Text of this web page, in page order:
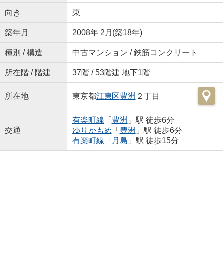
向き 東
築年月 2008年 2月(築18年)
種別 / 構造 中古マンション / 鉄筋コンクリート
所在階 / 階建 37階 / 53階建 地下1階
所在地 東京都江東区豊洲 ２丁目
交通
有楽町線 「 豊洲 」駅 徒歩6分
ゆりかもめ 「 豊洲 」駅 徒歩6分
有楽町線 「 月島 」駅 徒歩15分